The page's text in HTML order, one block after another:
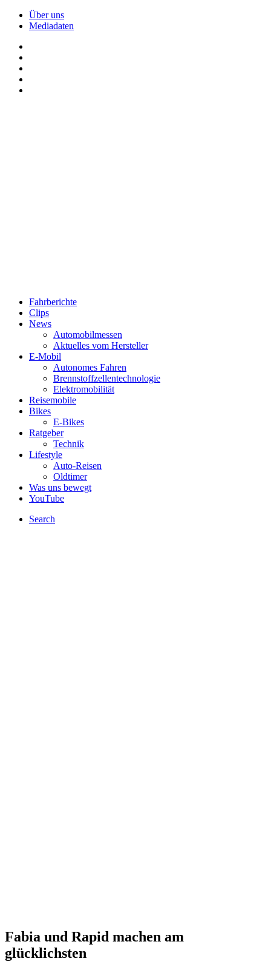
Über uns
Mediadaten
Fahrberichte
Clips
News
Automobilmessen
Aktuelles vom Hersteller
E-Mobil
Autonomes Fahren
Brennstoffzellentechnologie
Elektromobilität
Reisemobile
Bikes
E-Bikes
Ratgeber
Technik
Lifestyle
Auto-Reisen
Oldtimer
Was uns bewegt
YouTube
Search
Fabia und Rapid machen am
glücklichsten